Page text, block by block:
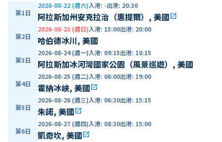
第1日
2026-08-22 (週六)入港: -出港: 20:30
阿拉斯加州安克拉治（惠提爾）, 美國open_in_new
第2日
2026-08-23 (週日)入港: 15:00出港: 20:00
哈伯德冰川, 美國
第3日
2026-08-24 (週一)入港: 09:15出港: 18:15
阿拉斯加冰河灣國家公園（風景巡遊）, 美國
第4日
2026-08-25 (週二)入港: 06:00出港: 19:00
霍納冰峽, 美國open_in_new
第5日
2026-08-26 (週三)入港: 06:30出港: 15:15
朱諾, 美國open_in_new
第6日
2026-08-27 (週四)入港: 08:30出港: 15:00
凱奇坎, 美國open_in_new